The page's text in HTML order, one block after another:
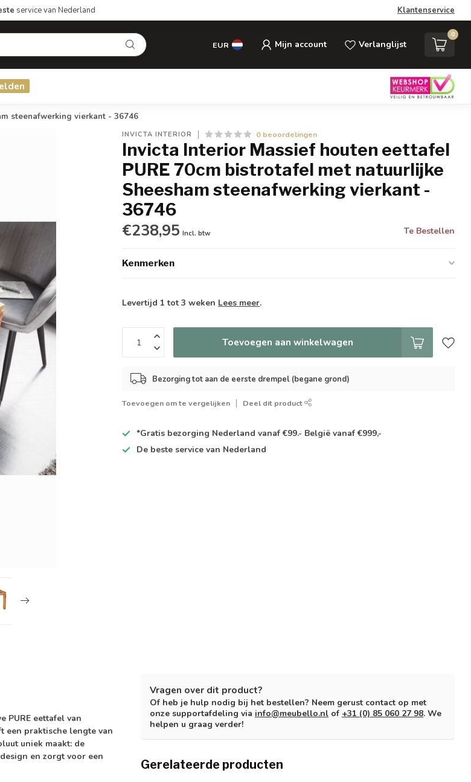
service van Nederland Klantenservice
EUR Mijn account Verlanglijst
0
steenafwerking vierkant - 36746
INVICTA INTERIOR 0 beoordelingen
Invicta Interior Massief houten eettafel
PURE 70cm bistrotafel met natuurlijke
Sheesham steenafwerking vierkant -
36746
€238,95 Incl. btw Te Bestellen
Kenmerken
Levertijd 1 tot 3 weken Lees meer.
Toevoegen aan winkelwagen
Bezorging tot aan de eerste drempel (begane grond)
Toevoegen om te vergelijken Deel dit product
*Gratis bezorging Nederland vanaf €99.- België vanaf €999,-
De beste service van Nederland
PURE eettafel van
een praktische lengte van
uniek maakt: de
en zorgt voor een
Vragen over dit product?
Of heb je hulp nodig bij het bestellen? Neem gerust contact op met
onze supportafdeling via info@meubello.nl of +31 (0) 85 060 27 98. We
helpen u graag verder!
Gerelateerde producten